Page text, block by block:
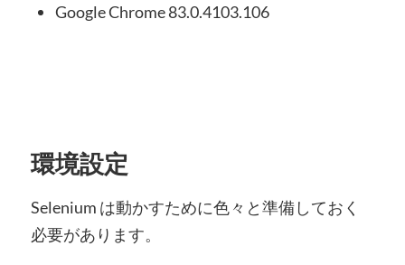
Google Chrome 83.0.4103.106
環境設定
Selenium は動かすために色々と準備しておく
必要があります。